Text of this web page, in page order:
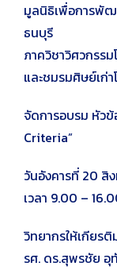
มูลนิธิเพื่อการพัฒ
ธนบุรี
ภาควิชาวิศวกรร
และชมรมศิษย์เก่
จัดการอบรม หัว
Criteria”
วันอังคารที่ 20 สิ
เวลา 9.00 –
วิทยากรให้เกียรติ
รศ. ดร.สุพรชัย